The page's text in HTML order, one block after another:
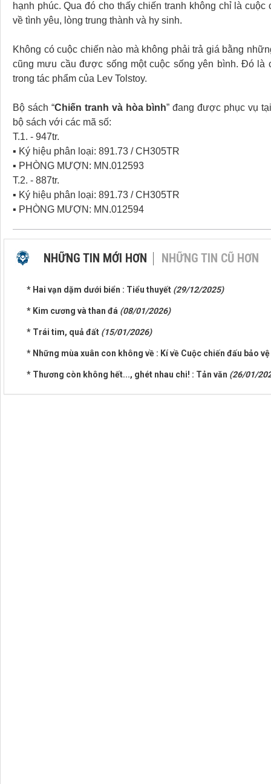
hạnh phúc. Qua đó cho thấy chiến tranh không chỉ là
về tình yêu, lòng trung thành và hy sinh.
Không có cuộc chiến nào mà không phải trả giá bằng
cũng mưu cầu được sống một cuộc sống yên bình. Đó
trong tác phẩm của Lev Tolstoy.
Bộ sách “Chiến tranh và hòa bình” đang được phục vụ
bộ sách với các mã số:
T.1. - 947tr.
▪ Ký hiệu phân loại: 891.73 / CH305TR
▪ PHÒNG MƯỢN: MN.012593
T.2. - 887tr.
▪ Ký hiệu phân loại: 891.73 / CH305TR
▪ PHÒNG MƯỢN: MN.012594
NHỮNG TIN MỚI HƠN NHỮNG TIN CŨ HƠN
* Hai vạn dặm dưới biển : Tiểu thuyết (29/12/2025)
* Kim cương và than đá (08/01/2026)
* Trái tim, quả đất (15/01/2026)
* Những mùa xuân con không về : Kí về Cuộc chiến đấu bảo
* Thương còn không hết..., ghét nhau chi! : Tản văn (26/01/